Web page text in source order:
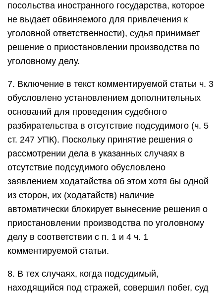
посольства иностранного государства, которое
не выдает обвиняемого для привлечения к
уголовной ответственности), судья принимает
решение о приостановлении производства по
уголовному делу.
7. Включение в текст комментируемой статьи ч. 3
обусловлено установлением дополнительных
оснований для проведения судебного
разбирательства в отсутствие подсудимого (ч. 5
ст. 247 УПК). Поскольку принятие решения о
рассмотрении дела в указанных случаях в
отсутствие подсудимого обусловлено
заявлением ходатайства об этом хотя бы одной
из сторон, их (ходатайств) наличие
автоматически блокирует вынесение решения о
приостановлении производства по уголовному
делу в соответствии с п. 1 и 4 ч. 1
комментируемой статьи.
8. В тех случаях, когда подсудимый,
находящийся под стражей, совершил побег, суд